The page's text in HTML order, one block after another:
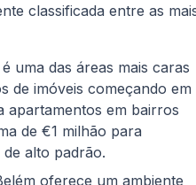
classificada entre as
uma das áreas mais caras
de imóveis começando em
em bairros
de €1 milhão para
alto padrão.
oferece um ambiente